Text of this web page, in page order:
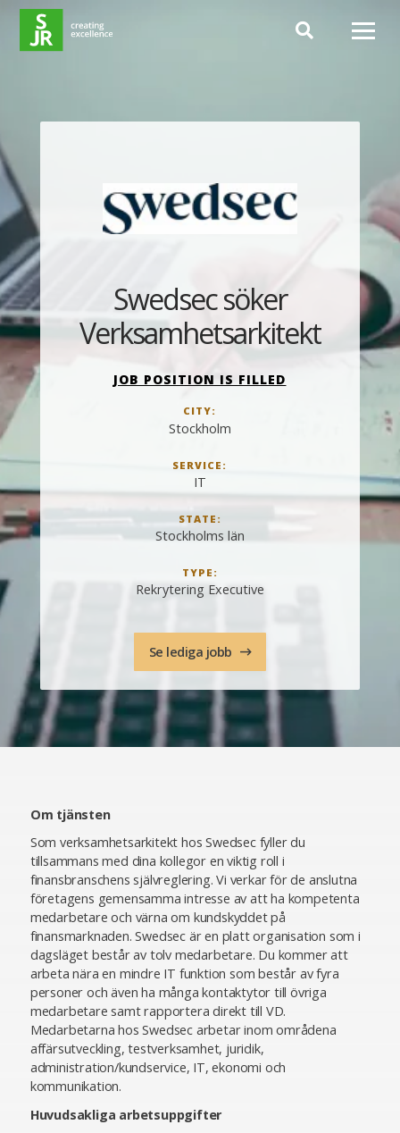
Hoppa till innehåll
JOB POSITION IS FILLED
CITY:
Stockholm
SERVICE:
IT
STATE:
Stockholms län
TYPE:
Rekrytering Executive
Swedsec söker
Verksamhetsarkitekt
Se lediga jobb
Om tjänsten
Som verksamhetsarkitekt hos Swedsec fyller du
tillsammans med dina kollegor en viktig roll i
finansbranschens självreglering. Vi verkar för de anslutna
företagens gemensamma intresse av att ha kompetenta
medarbetare och värna om kundskyddet på
finansmarknaden. Swedsec är en platt organisation som i
dagsläget består av tolv medarbetare. Du kommer att
arbeta nära en mindre IT funktion som består av fyra
personer och även ha många kontaktytor till övriga
medarbetare samt rapportera direkt till VD.
Medarbetarna hos Swedsec arbetar inom områdena
affärsutveckling, testverksamhet, juridik,
administration/kundservice, IT, ekonomi och
kommunikation.
Huvudsakliga arbetsuppgifter